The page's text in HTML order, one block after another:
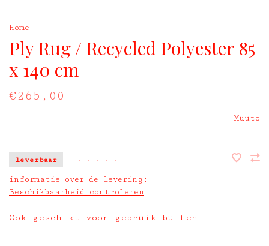
Home
Ply Rug / Recycled Polyester 85
x 140 cm
€265,00
Muuto
leverbaar • • • • •
informatie over de levering:
Beschikbaarheid controleren
Ook geschikt voor gebruik buiten